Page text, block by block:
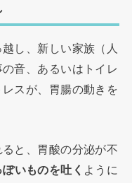
し、新しい家族（人
音、あるいはトイレ
スが、胃腸の動きを
と、胃酸の分泌が不
いものを吐く ように